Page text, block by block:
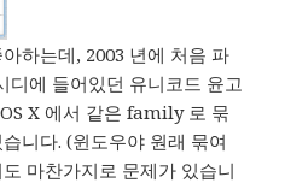
하는데, 2003 년에 처음 파
에 들어있던 유니코드 윤고
X 에서 같은 family 로 묶
니다. (윈도우야 원래 묶여
마찬가지로 문제가 있습니